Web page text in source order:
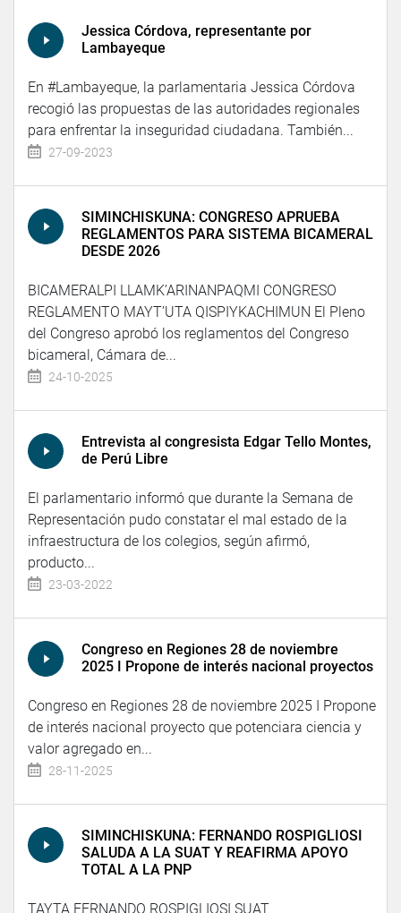
Jessica Córdova, representante por
Lambayeque
En #Lambayeque, la parlamentaria Jessica Córdova
recogió las propuestas de las autoridades regionales
para enfrentar la inseguridad ciudadana. También...
27-09-2023
SIMINCHISKUNA: CONGRESO APRUEBA
REGLAMENTOS PARA SISTEMA BICAMERAL
DESDE 2026
BICAMERALPI LLAMK’ARINANPAQMI CONGRESO
REGLAMENTO MAYT’UTA QISPIYKACHIMUN El Pleno
del Congreso aprobó los reglamentos del Congreso
bicameral, Cámara de...
24-10-2025
Entrevista al congresista Edgar Tello Montes,
de Perú Libre
El parlamentario informó que durante la Semana de
Representación pudo constatar el mal estado de la
infraestructura de los colegios, según afirmó,
producto...
23-03-2022
Congreso en Regiones 28 de noviembre
2025 I Propone de interés nacional proyectos
Congreso en Regiones 28 de noviembre 2025 I Propone
de interés nacional proyecto que potenciara ciencia y
valor agregado en...
28-11-2025
SIMINCHISKUNA: FERNANDO ROSPIGLIOSI
SALUDA A LA SUAT Y REAFIRMA APOYO
TOTAL A LA PNP
TAYTA FERNANDO ROSPIGLIOSI SUAT